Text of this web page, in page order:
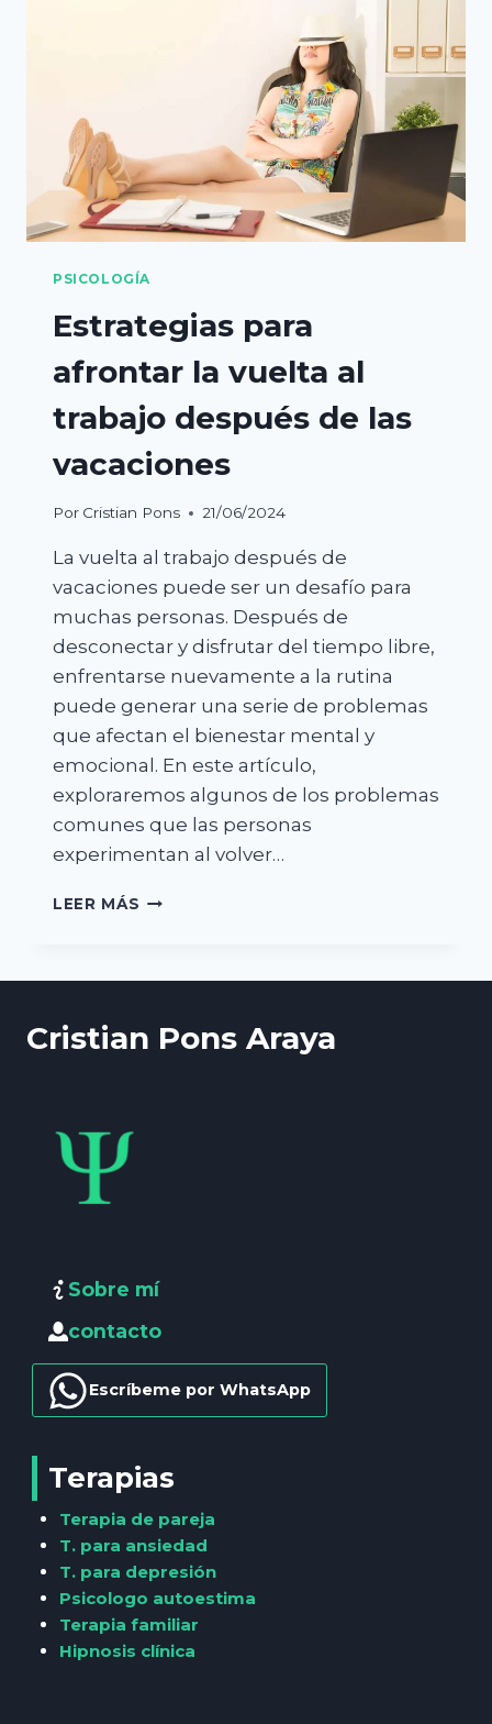
PSICOLOGÍA
Estrategias para
afrontar la vuelta al
trabajo después de las
vacaciones
Por Cristian Pons 21/06/2024
La vuelta al trabajo después de
vacaciones puede ser un desafío para
muchas personas. Después de
desconectar y disfrutar del tiempo libre,
enfrentarse nuevamente a la rutina
puede generar una serie de problemas
que afectan el bienestar mental y
emocional. En este artículo,
exploraremos algunos de los problemas
comunes que las personas
experimentan al volver…
LEER MÁS ESTRATEGIAS
TRABAJO
Cristian Pons Araya
Sobre mí
contacto
Escríbeme por WhatsApp
Terapias
Terapia de pareja
T. para ansiedad
T. para depresión
Psicologo autoestima
Terapia familiar
Hipnosis clínica